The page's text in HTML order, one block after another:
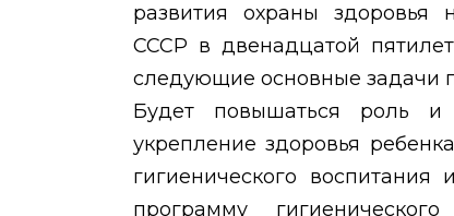
развития охраны здоровья
СССР в двенадцатой
следующие основные задачи
Будет повышаться роль и
укрепление здоровья
гигиенического воспитания и
программу